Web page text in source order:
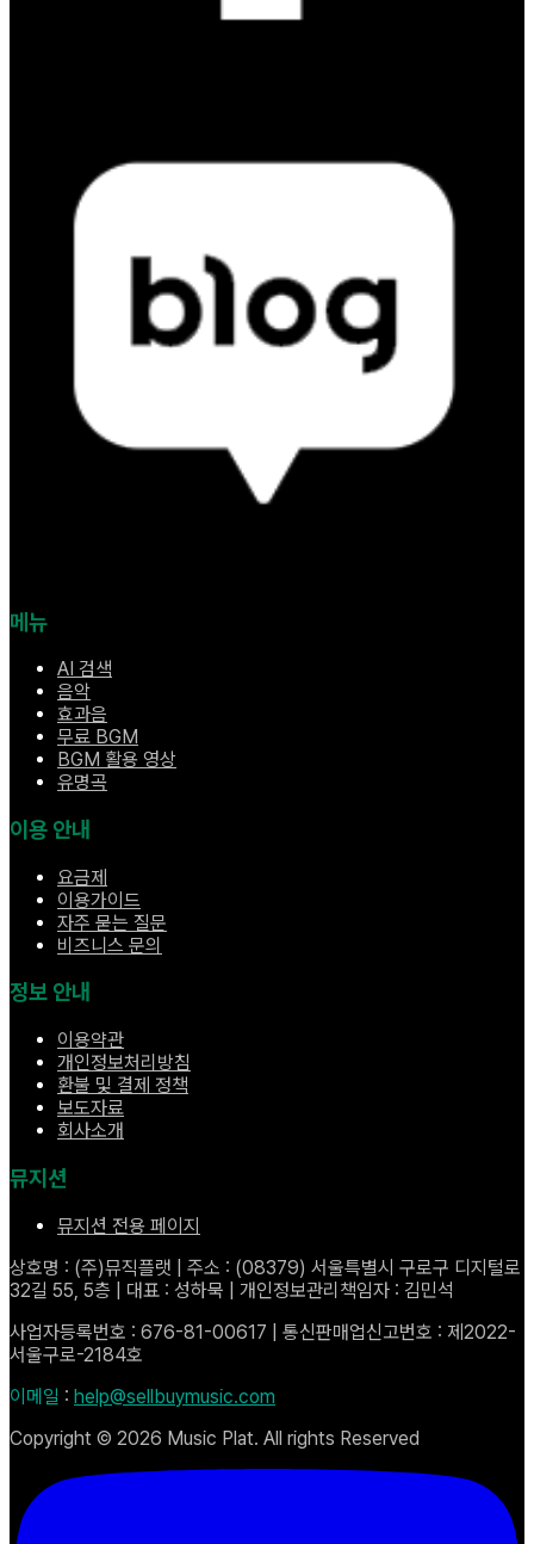
메뉴
AI 검색
음악
효과음
무료 BGM
BGM 활용 영상
유명곡
이용 안내
요금제
이용가이드
자주 묻는 질문
비즈니스 문의
정보 안내
이용약관
개인정보처리방침
환불 및 결제 정책
보도자료
회사소개
뮤지션
뮤지션 전용 페이지
상호명 : (주)뮤직플랫 | 주소 : (08379) 서울특별시 구로구 디지털로
32길 55, 5층 | 대표 : 성하묵 | 개인정보관리책임자 : 김민석
사업자등록번호 : 676-81-00617 | 통신판매업신고번호 : 제2022-
서울구로-2184호
이메일 : help@sellbuymusic.com
Copyright © 2026 Music Plat. All rights Reserved